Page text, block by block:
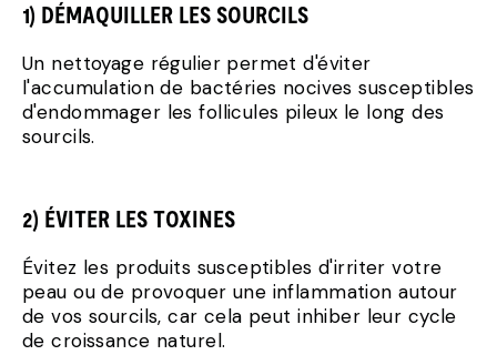
1) DÉMAQUILLER LES SOURCILS
Un nettoyage régulier permet d'éviter
l'accumulation de bactéries nocives susceptibles
d'endommager les follicules pileux le long des
sourcils.
2) ÉVITER LES TOXINES
Évitez les produits susceptibles d'irriter votre
peau ou de provoquer une inflammation autour
de vos sourcils, car cela peut inhiber leur cycle
de croissance naturel.